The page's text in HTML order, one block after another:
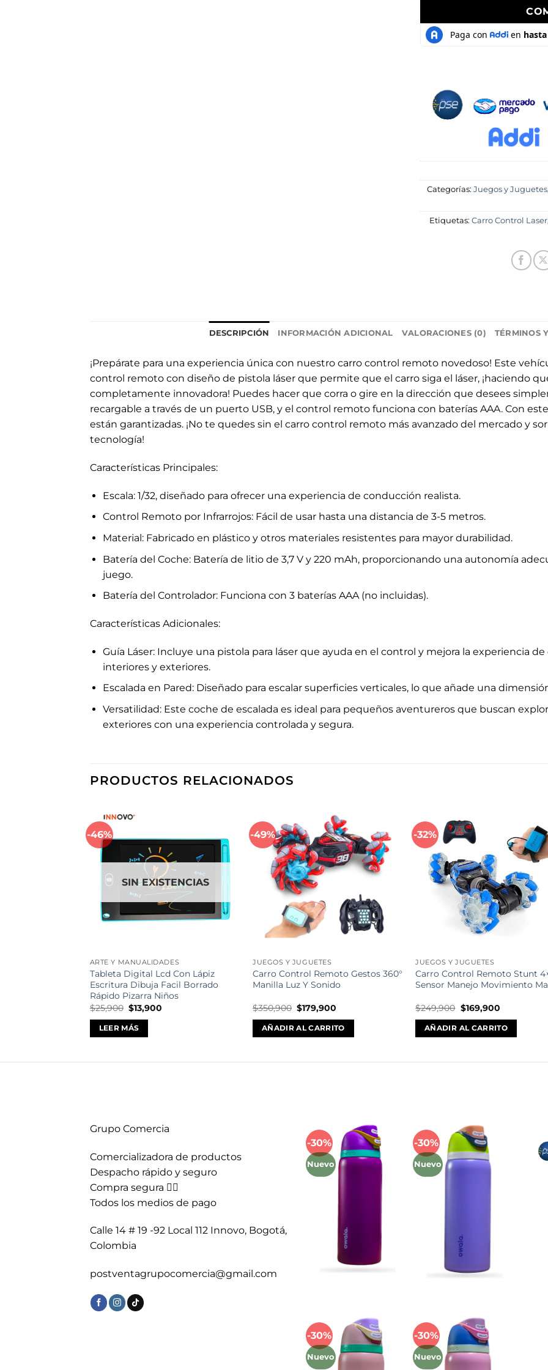
Categorías: Juegos y Juguetes,
Etiquetas: Carro Control Laser,
DESCRIPCIÓN INFORMACIÓN ADICIONAL VALORACIONES (0) TÉRMINOS
¡Prepárate para una experiencia única con nuestro carro control remoto novedoso! Este
control remoto con diseño de pistola láser que permite que el carro siga el láser, ¡haciendo
completamente innovadora! Puedes hacer que corra o gire en la dirección que desees
recargable a través de un puerto USB, y el control remoto funciona con baterías AAA. Con
están garantizadas. ¡No te quedes sin el carro control remoto más avanzado del mercado y
tecnología!
Características Principales:
Escala: 1/32, diseñado para ofrecer una experiencia de conducción realista.
Control Remoto por Infrarrojos: Fácil de usar hasta una distancia de 3-5 metros.
Material: Fabricado en plástico y otros materiales resistentes para mayor durabilidad.
Batería del Coche: Batería de litio de 3,7 V y 220 mAh, proporcionando una autonomía
juego.
Batería del Controlador: Funciona con 3 baterías AAA (no incluidas).
Características Adicionales:
Guía Láser: Incluye una pistola para láser que ayuda en el control y mejora la experiencia
interiores y exteriores.
Escalada en Pared: Diseñado para escalar superficies verticales, lo que añade una
Versatilidad: Este coche de escalada es ideal para pequeños aventureros que buscan
exteriores con una experiencia controlada y segura.
PRODUCTOS RELACIONADOS
-46%
Añadir
a la
lista de
deseos
SIN EXISTENCIAS
ARTE Y MANUALIDADES
Tableta Digital Lcd Con Lápiz
Escritura Dibuja Facil Borrado
Rápido Pizarra Niños
$25,900 El
precio
original
era:
$13,900
LEER MÁS
-49%
Añadir
a la
lista de
deseos
JUEGOS Y JUGUETES
Carro Control Remoto Gestos 360°
Manilla Luz Y Sonido
$350,900 El
precio
original
era:
$179,900
actual
es:
AÑADIR AL CARRITO
-32%
a la
lista
JUEGOS Y JUGUETES
Carro Control Remoto Stunt
Sensor Manejo Movimiento
$249,900 El
precio
original
era:
$169,900El
actual
es:
AÑADIR AL CARRITO
Grupo Comercia
Comercializadora de productos
Despacho rápido y seguro
Compra segura 👇🏼
Todos los medios de pago
Calle 14 # 19 -92 Local 112 Innovo, Bogotá,
Colombia
postventagrupocomercia@gmail.com
-30%
Nuevo
Añadir
a la
de
-30%
Nuevo
Añadir
a la
-30%
Nuevo
Añadir
a la
-30%
Nuevo
Añadir
a la